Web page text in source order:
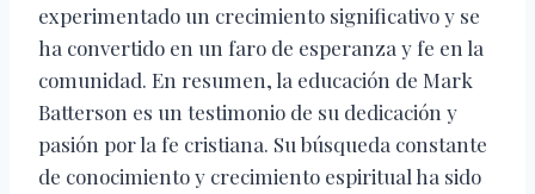
experimentado un crecimiento significativo y se
ha convertido en un faro de esperanza y fe en la
comunidad. En resumen, la educación de Mark
Batterson es un testimonio de su dedicación y
pasión por la fe cristiana. Su búsqueda constante
de conocimiento y crecimiento espiritual ha sido